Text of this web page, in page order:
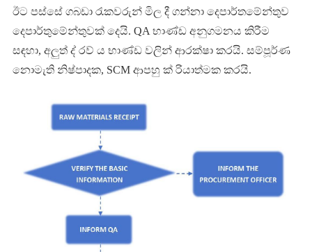
ඊට පස්සේ ගබඩා රැකවරුන් මිල දී ගන්නා දෙපාර්තමේන්තුව
දෙපාර්තුමේන්තුවක් දෙයි. QA භාණ්ඩ අනුගමනය කිරීම
සඳහා, අලුත් ද් රව් ය භාණ්ඩ වලින් ආරක්ෂා කරයි. සම්පූර්ණ
නොමැති නිෂ්පාදක, SCM ආපහු ක් රියාත්මක කරයි.